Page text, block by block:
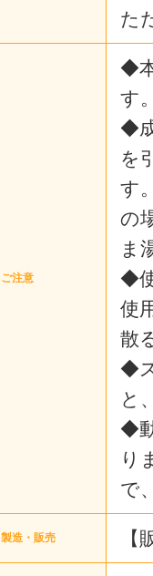
た
ご注意
◆
す
◆
を
す
の
ま
◆
使
散
◆
と
◆
り
で
製造・販売